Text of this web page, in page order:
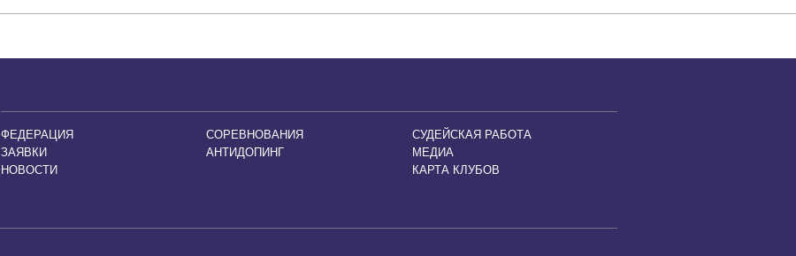
ФЕДЕРАЦИЯ СОРЕВНОВАНИЯ
СУДЕЙСКАЯ РАБОТА
ЗАЯВКИ
АНТИДОПИНГ
МЕДИА
НОВОСТИ
КАРТА КЛУБОВ